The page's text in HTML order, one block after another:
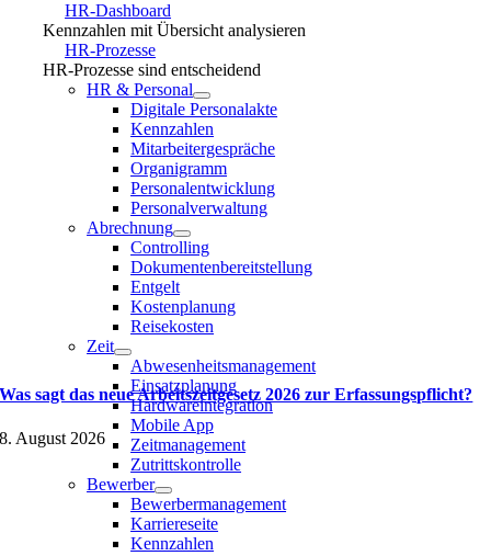
HR-Dashboard
Kennzahlen mit Übersicht analysieren
HR-Prozesse
HR-Prozesse sind entscheidend
HR & Personal
Digitale Personalakte
Kennzahlen
Mitarbeitergespräche
Organigramm
Personalentwicklung
Personalverwaltung
Abrechnung
Controlling
Dokumentenbereitstellung
Entgelt
Kostenplanung
Reisekosten
Zeit
Abwesenheitsmanagement
Einsatzplanung
Hardwareintegration
Mobile App
Zeitmanagement
Zutrittskontrolle
Bewerber
Bewerbermanagement
Karriereseite
Kennzahlen
Was sagt das neue Arbeitszeitgesetz 2026 zur Erfassungspflicht?
8. August 2026